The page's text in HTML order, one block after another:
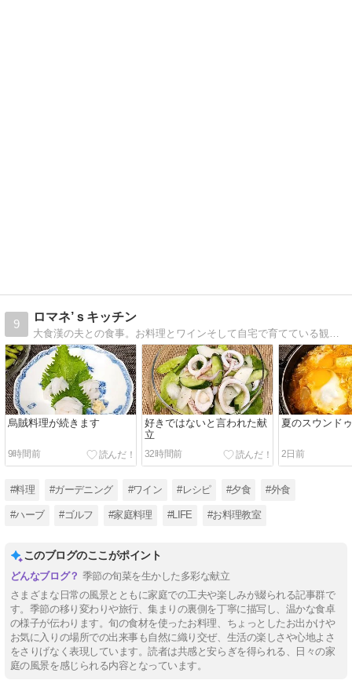
9
ロマネ’ｓキッチン
大食漢の夫との食事。お料理とワインそして自宅で育てている観葉植物やハーブ。日記のつもりで書いてます。
烏賊料理が続きます
9時間前
好きではないと言われた献
立
32時間前
夏のスウンド
2日前
#料理 #ガーデニング #ワイン #レシピ #夕食 #外食
#ハーブ #ゴルフ #家庭料理 #LIFE #お料理教室
このブログのここがポイント
季節の旬菜を生かした多彩な献立
さまざまな日常の風景とともに家庭での工夫や楽しみが綴られる記事群で
す。季節の移り変わりや旅行、集まりの裏側を丁寧に描写し、温かな食卓
の様子が伝わります。旬の食材を使ったお料理、ちょっとしたお出かけや
お気に入りの場所での出来事も自然に織り交ぜ、生活の楽しさや心地よさ
をさりげなく表現しています。読者は共感と安らぎを得られる、日々の家
庭の風景を感じられる内容となっています。